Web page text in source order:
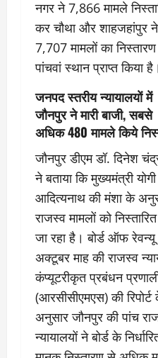
नगर ने 7,866 मामले
कर चौथा और शाहजहांपुर ने
7,707 मामलों का
पांचवां स्थान प्राप्त किया है।
जनपद स्तरीय न्यायालयाें में
जौनपुर ने मारी बाजी, सबसे
अधिक 480 मामले किये
जौनपुर डीएम डॉ. दिनेश
ने बताया कि मुख्यमंत्री योगी
आदित्यनाथ की मंशा के
राजस्व मामलों को
जा रहा है। बोर्ड ऑफ
अक्टूबर माह की राजस्व
कंप्यूटरीकृत प्रबंधन
(आरसीसीएमएस) की
अनुसार जौनपुर की पांच
न्यायालयों ने बोर्ड के